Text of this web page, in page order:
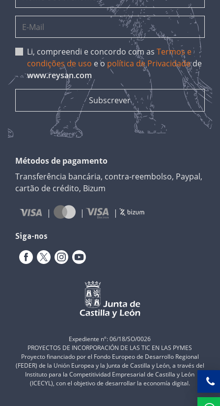
Li, compreendi e concordo com asTermos e
condições de uso e o política de Privacidadede
www.reysan.com
Métodos de pagamento
Transferência bancária, contra-reembolso, Paypal,
cartão de crédito, Bizum
Siga-nos
Expediente nº: 06/18/SO/0026
PROYECTOS DE INCORPORACIÓN DE LAS TIC EN LAS PYMES
Proyecto financiado por el Fondo Europeo de Desarrollo Regional
(FEDER) de la Unión Europea y la Junta de Castilla y León, a través del
Instituto para la Competitividad Empresarial de Castilla y León
(ICECYL), con el objetivo de desarrollar la economía digital.